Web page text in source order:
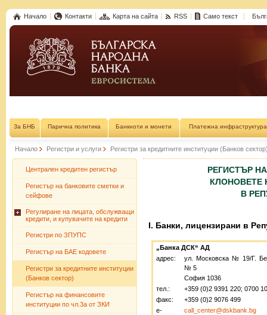
Начало Контакти Карта на сайта RSS Само текст
За БНБ Парична политика Банкноти и монети Платежна инфраструктура
Начало Регистри и услуги Регистри за кредитните институции (Банков
Централен кредитен регистър
Регистър на банковите сметки и
сейфове
Регулиране на лицата, обслужващи
кредити, и купувачите на кредити
Регистри по ЗПУПС
Регистър на БАЕ кодовете
Регистри за кредитните институции
(Банков сектор)
Регистър на финансовите
институции по чл.3а от ЗКИ
РЕГИСТЪР
КЛОНОВЕТЕ
В
I. Банки, лицензирани в
„Банка ДСК“ АД
адрес:
ул. Московска № 19/Г.
№ 5
София 1036
тел.:
+359 (0)2 9391 220; 0700
факс:
+359 (0)2 9076 499
е-
call_center@dskbank.bg